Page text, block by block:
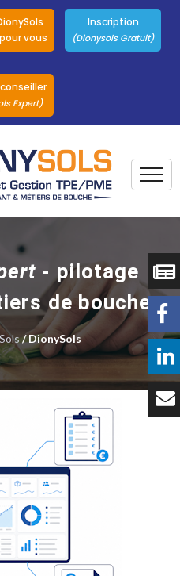
vous
Inscription
(Dionysols Gratuit)
Expert)
- pilotage
de bouche
/ DionySols